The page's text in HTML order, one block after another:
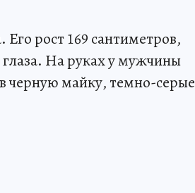
рост 169 сантиметров,
На руках у мужчины
черную майку, темно-серые